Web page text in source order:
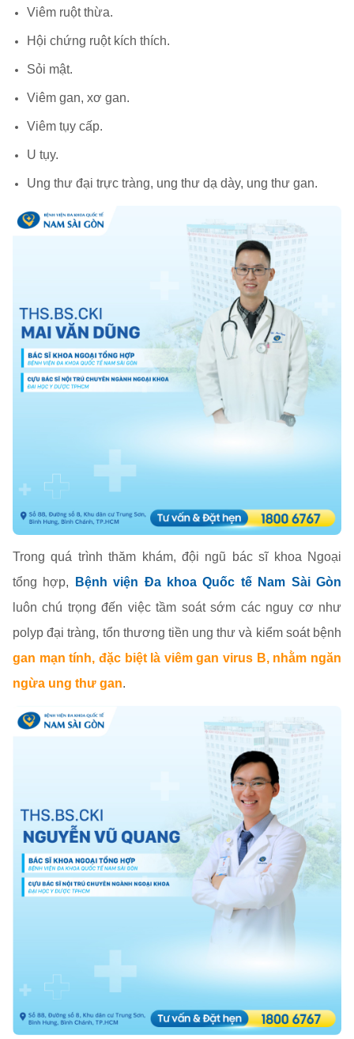
Viêm ruột thừa.
Hội chứng ruột kích thích.
Sỏi mật.
Viêm gan, xơ gan.
Viêm tụy cấp.
U tụy.
Ung thư đại trực tràng, ung thư dạ dày, ung thư gan.
Trong quá trình thăm khám, đội ngũ bác sĩ khoa Ngoại
tổng hợp,
Bệnh viện Đa khoa Quốc tế Nam Sài Gòn
luôn chú trọng đến việc tầm soát sớm các nguy cơ như
polyp đại tràng, tổn thương tiền ung thư và kiểm soát bệnh
gan mạn tính, đặc biệt là viêm gan virus B, nhằm ngăn
ngừa ung thư gan.